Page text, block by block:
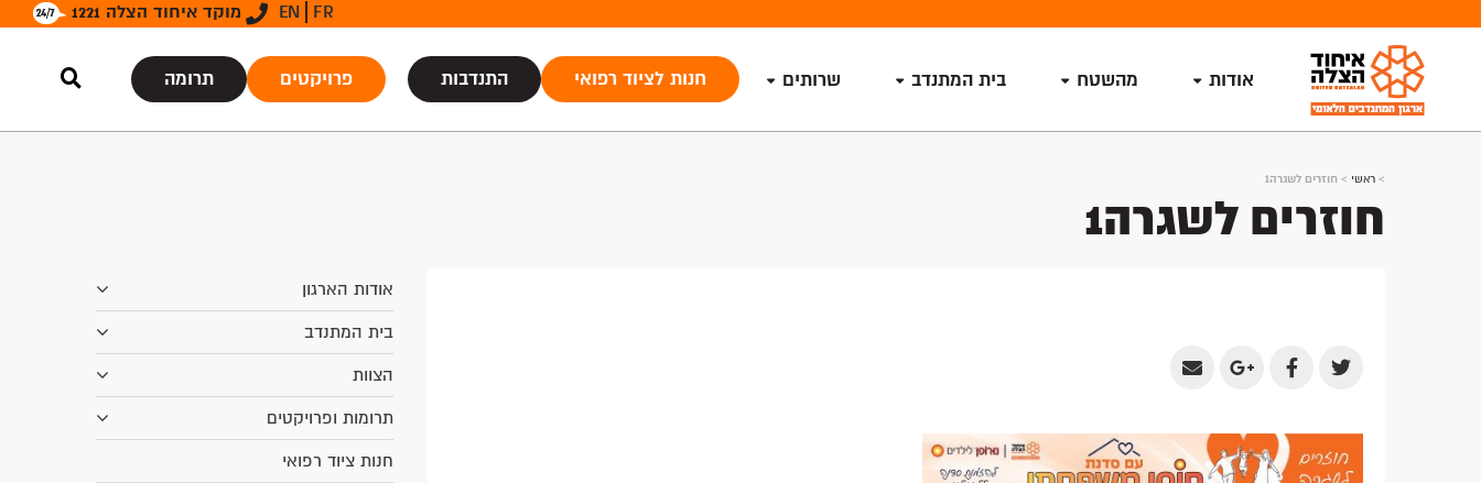
מוקד איחוד הצלה 1221 EN FR
אודות מהשטח בית המתנדב שרותים חנות לציוד רפואי התנדבות פרויקטים תרומה
> ראשי > חוזרים לשגרה1
חוזרים לשגרה1
Share
Twitter
Share
Facebook
Share
Google
Plus
Share
Email
אודות הארגון
בית המתנדב
הצוות
תרומות ופרויקטים
חנות ציוד רפואי